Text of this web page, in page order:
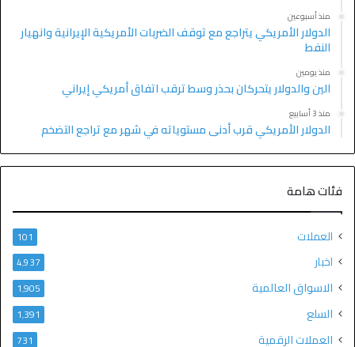
منذ أسبوعين
الدولار الأمريكي يتراجع مع توقف الضربات الأمريكية الإيرانية وانهيار
النفط
منذ يومين
الين والدولار يتحركان بحذر وسط ترقب اتفاق أمريكي إيراني
منذ 3 أسابيع
الدولار الأمريكي قرب أدنى مستوياته في شهر مع تراجع التضخم
فئات هامة
العملات 101
اخبار 4٬937
الاسواق العالمية 1٬905
السلع 1٬391
العملات الرقمية 731